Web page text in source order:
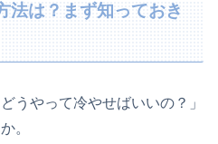
法は？まず知っておき
うやって冷やせばいいの？」
。